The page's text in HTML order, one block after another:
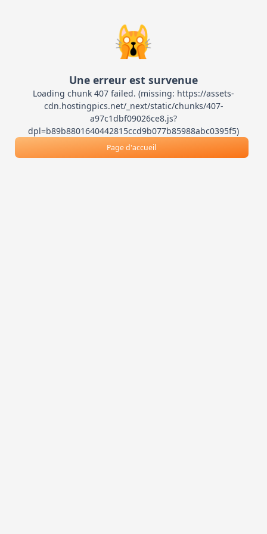
🙀
Une erreur est survenue
Loading chunk 407 failed. (missing: https://assets-
cdn.hostingpics.net/_next/static/chunks/407-
a97c1dbf09026ce8.js?
dpl=b89b8801640442815ccd9b077b85988abc0395f5)
Page d'accueil